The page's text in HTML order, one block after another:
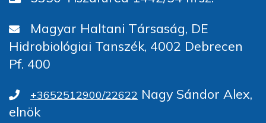
Magyar Haltani Társaság, DE
Hidrobiológiai Tanszék, 4002 Debrecen
Pf. 400
+3652512900/22622 Nagy Sándor Alex,
elnök